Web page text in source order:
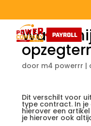
Wat is
door m4 powerrr |
Dit verschilt voor
type contract. In
hierover een
je hierover ook